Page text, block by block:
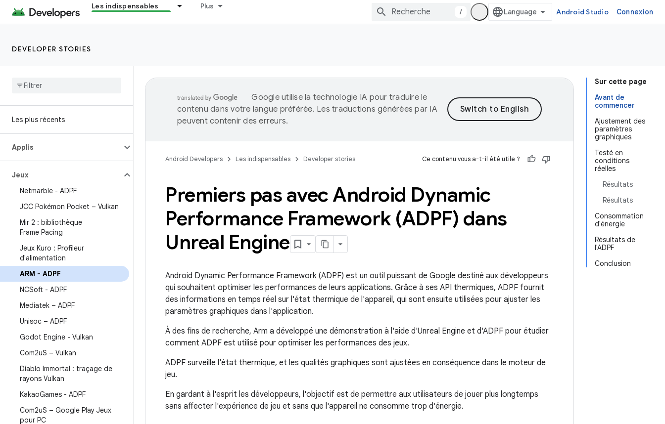
Les indispensables Plus
/ Android Studio Connexion
DEVELOPER STORIES
Les plus récents
Applis
Jeux
Netmarble - ADPF
JCC Pokémon Pocket – Vulkan
Mir 2 : bibliothèque
Frame Pacing
Jeux Kuro : Profileur
d'alimentation
ARM - ADPF
NCSoft - ADPF
Mediatek – ADPF
Unisoc – ADPF
Godot Engine - Vulkan
Com2uS – Vulkan
Diablo Immortal : traçage de
rayons Vulkan
KakaoGames - ADPF
Com2uS – Google Play Jeux
pour PC
Sur cette page
Avant de
commencer
Ajustement des
paramètres
graphiques
Testé en
conditions
réelles
Résultats
Résultats
Consommation
d'énergie
Résultats de
l'ADPF
Conclusion
Google utilise la technologie IA pour traduire le
contenu dans votre langue préférée. Les traductions générées par IA
peuvent contenir des erreurs.
Android Developers Les indispensables Developer stories Ce contenu vous a-t-il été utile ?
Premiers pas avec Android Dynamic
Performance Framework (ADPF) dans
Unreal Engine
Android Dynamic Performance Framework (ADPF) est un outil puissant de Google destiné aux développeurs
qui souhaitent optimiser les performances de leurs applications. Grâce à ses API thermiques, ADPF fournit
des informations en temps réel sur l'état thermique de l'appareil, qui sont ensuite utilisées pour ajuster les
paramètres graphiques dans l'application.
À des fins de recherche, Arm a développé une démonstration à l'aide d'Unreal Engine et d'ADPF pour étudier
comment ADPF est utilisé pour optimiser les performances des jeux.
ADPF surveille l'état thermique, et les qualités graphiques sont ajustées en conséquence dans le moteur de
jeu.
En gardant à l'esprit les développeurs, l'objectif est de permettre aux utilisateurs de jouer plus longtemps
sans affecter l'expérience de jeu et sans que l'appareil ne consomme trop d'énergie.